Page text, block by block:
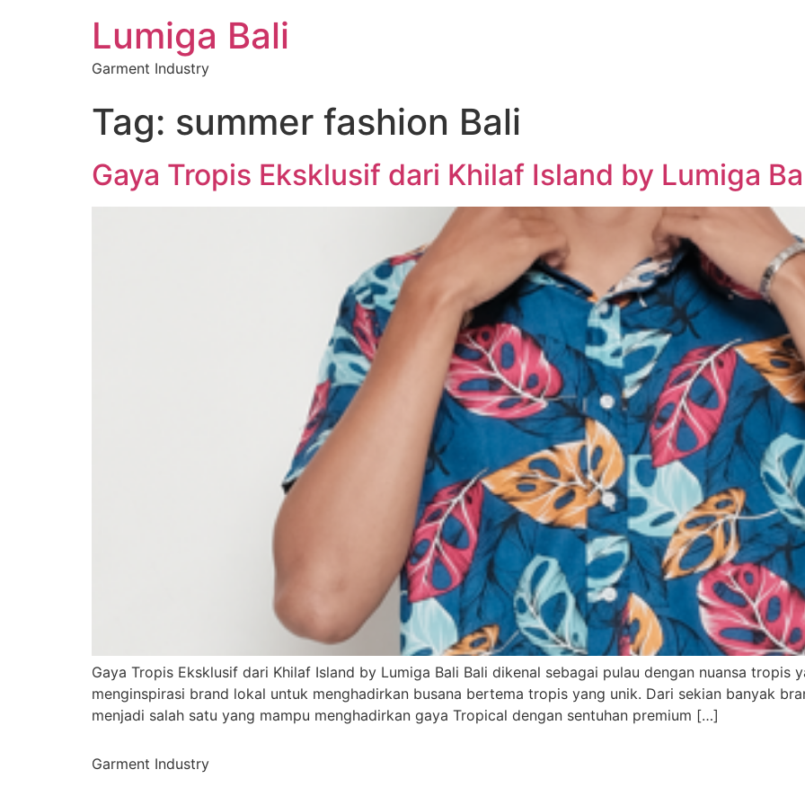
Lumiga Bali
Garment Industry
Tag: summer fashion Bali
Gaya Tropis Eksklusif dari Khilaf Island by Lumiga
Gaya Tropis Eksklusif dari Khilaf Island by Lumiga Bali Bali dikenal sebagai pulau dengan nuansa
menginspirasi brand lokal untuk menghadirkan busana bertema tropis yang unik. Dari sekian banyak
menjadi salah satu yang mampu menghadirkan gaya Tropical dengan sentuhan premium […]
Garment Industry